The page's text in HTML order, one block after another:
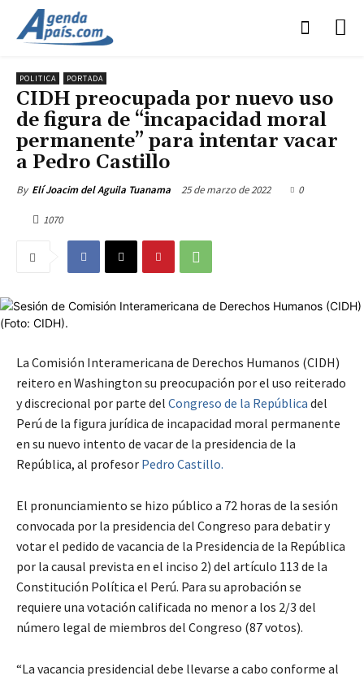
POLITICA PORTADA
CIDH preocupada por nuevo uso
de figura de “incapacidad moral
permanente” para intentar vacar
a Pedro Castillo
By Elí Joacim del Aguila Tuanama 25 de marzo de 2022 0
1070
La Comisión Interamericana de Derechos Humanos (CIDH)
reitero en Washington su preocupación por el uso reiterado
y discrecional por parte del Congreso de la República del
Perú de la figura jurídica de incapacidad moral permanente
en su nuevo intento de vacar de la presidencia de la
República, al profesor Pedro Castillo.
El pronunciamiento se hizo público a 72 horas de la sesión
convocada por la presidencia del Congreso para debatir y
votar el pedido de vacancia de la Presidencia de la República
por la causal prevista en el inciso 2) del artículo 113 de la
Constitución Política el Perú. Para su aprobación se
requiere una votación calificada no menor a los 2/3 del
número legal de miembros del Congreso (87 votos).
“La vacancia presidencial debe llevarse a cabo conforme al